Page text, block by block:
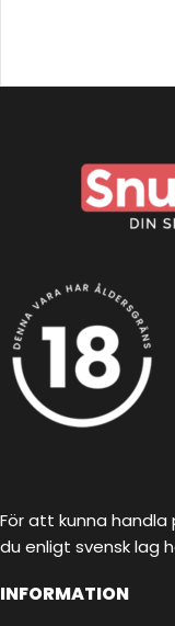
För att kunna
du enligt svensk lag
INFORMATION